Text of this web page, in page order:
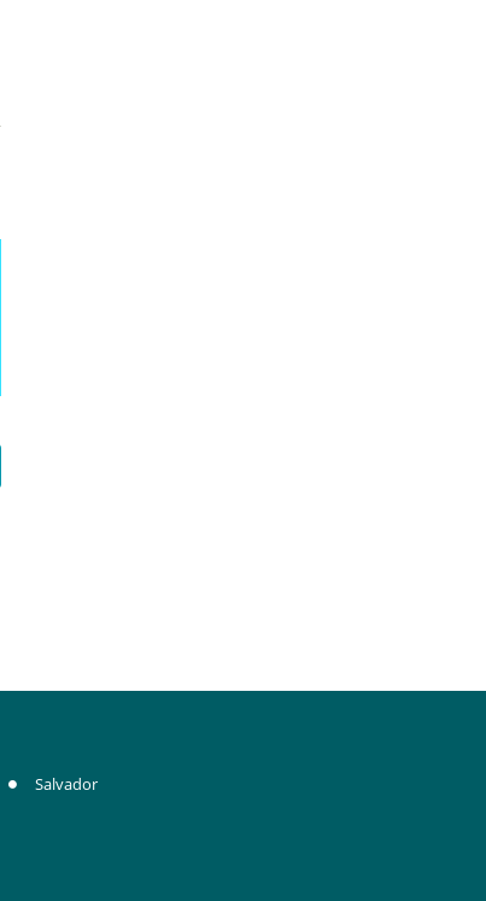
Salvador